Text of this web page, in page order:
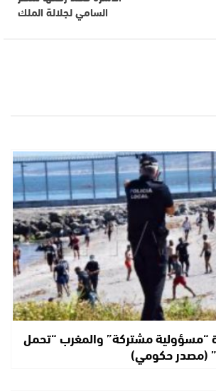
السامي لجلالة الملك
“مسؤولية مشتركة” والمغرب “تحمل
(مصدر حكومي)